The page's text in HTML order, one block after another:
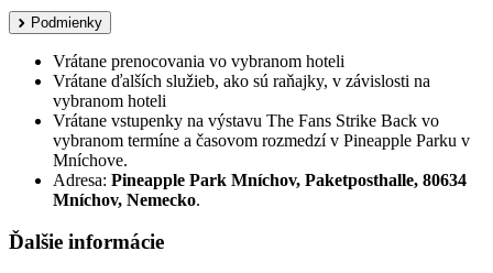
Podmienky
Vrátane prenocovania vo vybranom hoteli
Vrátane ďalších služieb, ako sú raňajky, v závislosti na
vybranom hoteli
Vrátane vstupenky na výstavu The Fans Strike Back vo
vybranom termíne a časovom rozmedzí v Pineapple Parku v
Mníchove.
Adresa: Pineapple Park Mníchov, Paketposthalle, 80634
Mníchov, Nemecko.
Ďalšie informácie